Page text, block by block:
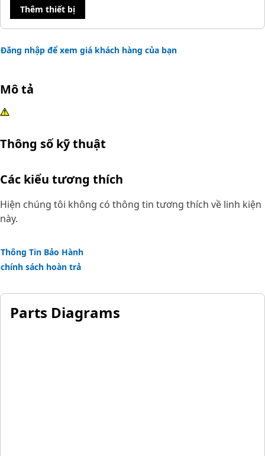
Thêm thiết bị
Đăng nhập để xem giá khách hàng của bạn
Mô tả
Thông số kỹ thuật
Các kiểu tương thích
Hiện chúng tôi không có thông tin tương thích về linh kiện
này.
Thông Tin Bảo Hành
chính sách hoàn trả
Parts Diagrams